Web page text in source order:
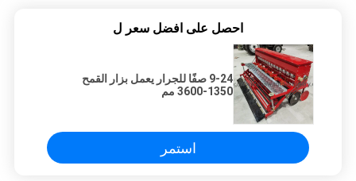
احصل على افضل سعر ل
9-24 صفًا للجرار يعمل بزار القمح
1350-3600 مم
استمر